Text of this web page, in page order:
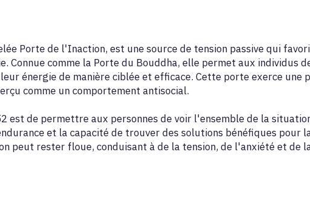
Porte de l'Inaction, est une source de tension passive qui
Connue comme la Porte du Bouddha, elle permet aux individus
énergie de manière ciblée et efficace. Cette porte exerce une
comme un comportement antisocial.
est de permettre aux personnes de voir l'ensemble de la
et la capacité de trouver des solutions bénéfiques pour
peut rester floue, conduisant à de la tension, de l'anxiété et de